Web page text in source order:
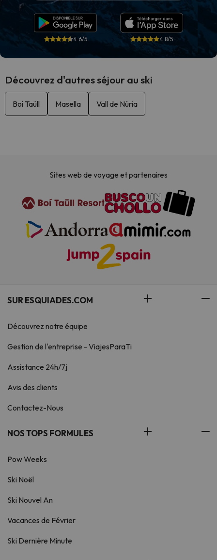
4.6/5 4.8/5
Découvrez d'autres séjour au ski
Boí Taüll Masella Vall de Núria
Sites web de voyage et partenaires
SUR ESQUIADES.COM
Découvrez notre équipe
Gestion de l'entreprise - ViajesParaTi
Assistance 24h/7j
Avis des clients
Contactez-Nous
NOS TOPS FORMULES
Pow Weeks
Ski Noël
Ski Nouvel An
Vacances de Février
Ski Dernière Minute